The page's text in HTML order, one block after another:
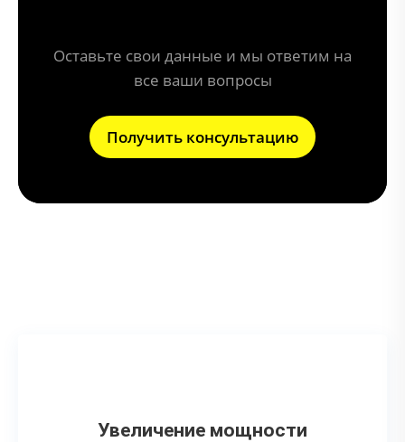
Оставьте свои данные и мы ответим на
все ваши вопросы
Получить консультацию
Увеличение мощности